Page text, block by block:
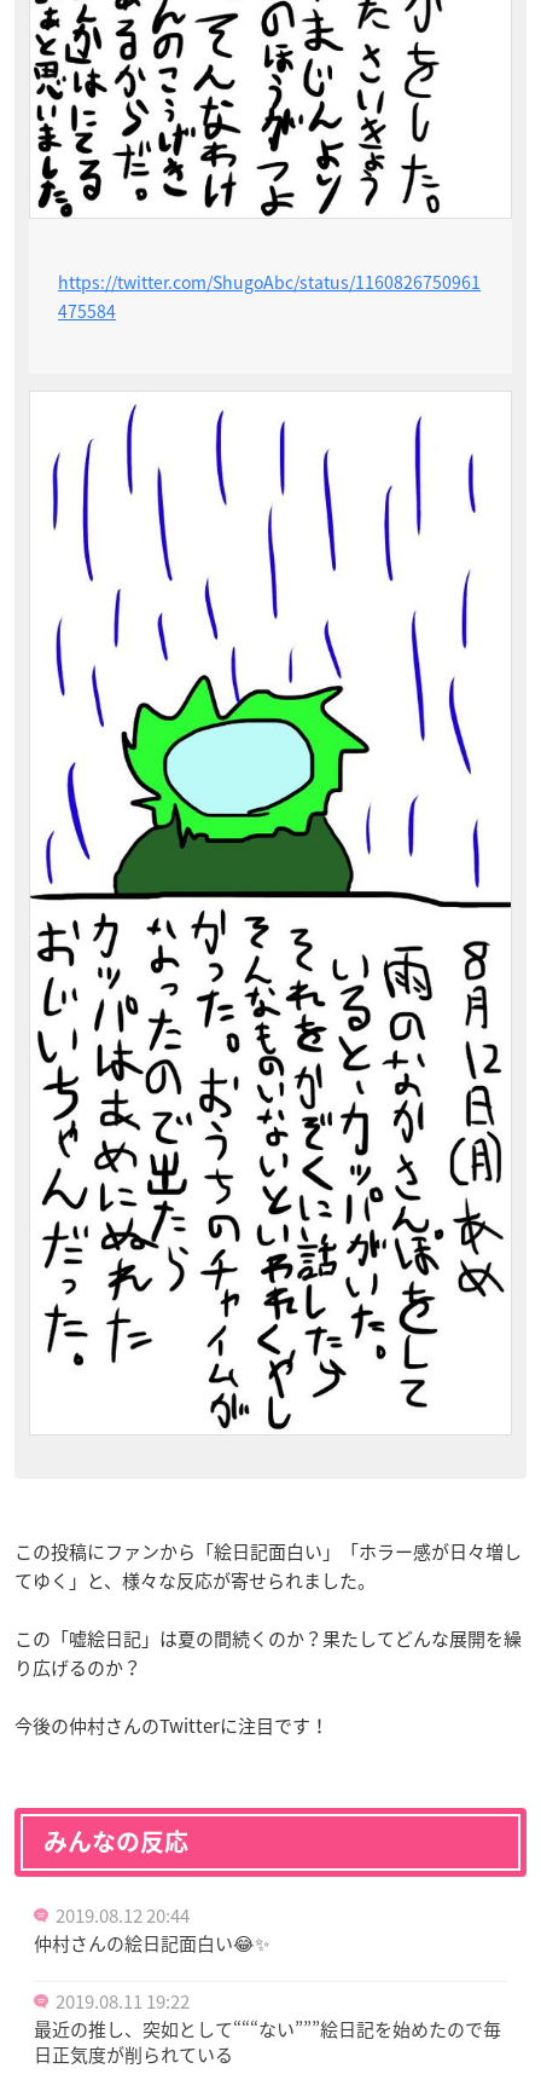
https://twitter.com/ShugoAbc/status/1160826750961
475584
この投稿にファンから「絵日記面白い」「ホラー感が日々増し
てゆく」と、様々な反応が寄せられました。
この「嘘絵日記」は夏の間続くのか？果たしてどんな展開を繰
り広げるのか？
今後の仲村さんのTwitterに注目です！
みんなの反応
2019.08.12 20:44
仲村さんの絵日記面白い😂✨
2019.08.11 19:22
最近の推し、突如として“““ない”””絵日記を始めたので毎
日正気度が削られている